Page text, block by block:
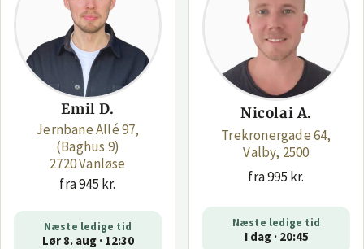
Emil D.
Jernbane Allé 97,
(Baghus 9)
2720 Vanløse
fra 945 kr.
Næste ledige tid
Lør 8. aug · 12:30
Nicolai A.
Trekronergade 64,
Valby, 2500
fra 995 kr.
Næste ledige tid
I dag · 20:45